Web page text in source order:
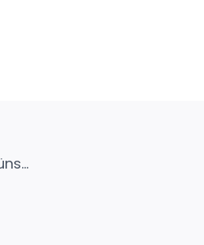
Aktuelle Entwicklungen am Immobilienmarkt in Münster: Ein umfassender Überblick